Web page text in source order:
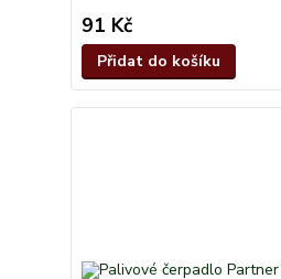
91 Kč
Přidat do košíku